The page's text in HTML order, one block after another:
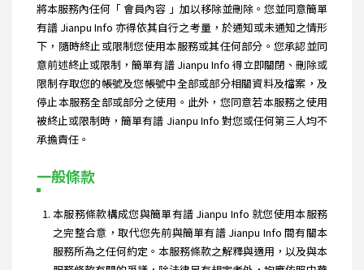
將本服務內任何「 會員內容 」加以移除並刪除。您並同意簡單
有譜 Jianpu Info 亦得依其自行之考量，於通知或未通知之情形
下，隨時終止或限制您使用本服務或其任何部分。您承認並同
意前述終止或限制，簡單有譜 Jianpu Info 得立即關閉、刪除或
限制存取您的帳號及您帳號中全部或部分相關資料及檔案，及
停止本服務全部或部分之使用。此外，您同意若本服務之使用
被終止或限制時，簡單有譜 Jianpu Info 對您或任何第三人均不
承擔責任。
一般條款
本服務條款構成您與簡單有譜 Jianpu Info 就您使用本服務
之完整合意，取代您先前與簡單有譜 Jianpu Info 間有關本
服務所為之任何約定。本服務條款之解釋與適用，以及與本